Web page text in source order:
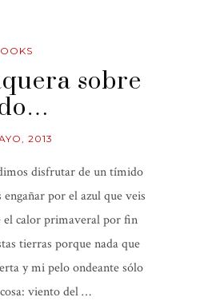
sobre
2013
disfrutar de un tímido
por el azul que veis
el calor primaveral por fin
tierras porque nada que
y mi pelo ondeante sólo
viento del …